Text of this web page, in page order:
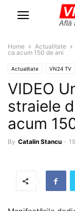
Home Actualitate
ca acum 150 de ani
Actualitate VN24 TV
VIDEO
straiele
acum
By Catalin Stancu -